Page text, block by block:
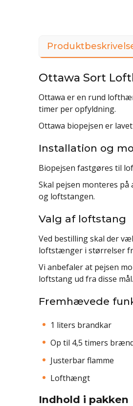
Ottawa Sort
Ottawa er en rund
timer per opfyldning.
Ottawa biopejsen er
Installation og
Biopejsen fastgøres til
Skal pejsen monteres
og loftstangen.
Valg af loftstang
Ved bestilling skal der
loftstænger i størrelser
Vi anbefaler at pejsen
loftstang ud fra disse mål.
Fremhævede
1 liters brandkar
Op til 4,5 timers
Justerbar flamme
Lofthængt
Indhold i pakken